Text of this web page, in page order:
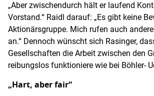
„Aber zwischendurch hält er laufend
Vorstand.“ Raidl darauf: „Es gibt keine
Aktionärsgruppe. Mich rufen auch
an.“ Dennoch wünscht sich Rasinger,
Gesellschaften die Arbeit zwischen den
reibungslos funktioniere wie bei Böhler-
„Hart, aber fair“